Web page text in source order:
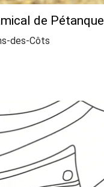
de Pétanque
des-Côts